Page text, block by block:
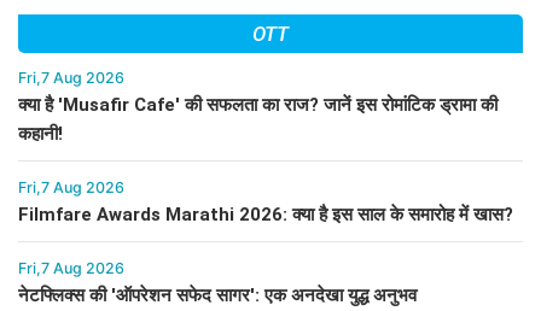
OTT
Fri,7 Aug 2026
क्या है 'Musafir Cafe' की सफलता का राज? जानें इस रोमांटिक ड्रामा की
कहानी!
Fri,7 Aug 2026
Filmfare Awards Marathi 2026: क्या है इस साल के समारोह में खास?
Fri,7 Aug 2026
नेटफ्लिक्स की 'ऑपरेशन सफेद सागर': एक अनदेखा युद्ध अनुभव